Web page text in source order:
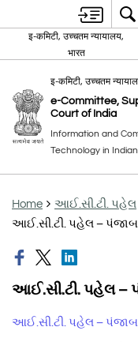
इ-कमिटी, उच्चतम न्यायालय,
भारत
इ-कमिटी, उच्चतम
e-Committee,
Court of India
Information and
Technology in
Home
આઈ.સી.ટી. પહેલ
આઈ.સી.ટી. પહેલ – પંજાબ
આઈ.સી.ટી. પહેલ –
આઈ.સી.ટી. પહેલ – પંજાબ